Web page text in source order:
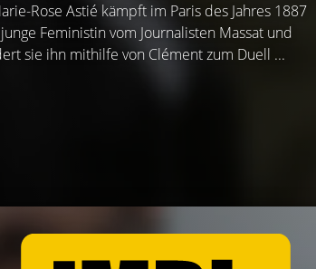
Rose Astié kämpft im Paris des Jahres 1887
Feministin vom Journalisten Massat und
sie ihn mithilfe von Clément zum Duell ...